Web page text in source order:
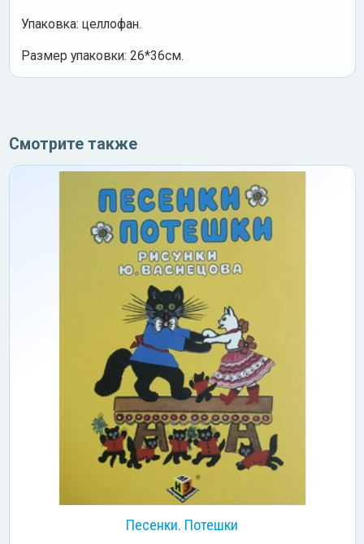
Упаковка: целлофан.
Размер упаковки: 26*36см.
Смотрите также
Песенки. Потешки